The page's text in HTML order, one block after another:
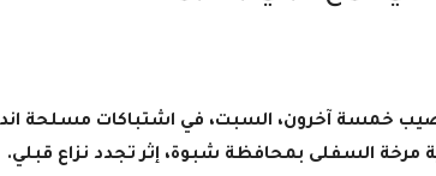
خمسة آخرون، السبت، في اشتباكات مسلحة
السفلى بمحافظة شبوة، إثر تجدد نزاع قبلي.